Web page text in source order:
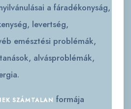
a fáradékonyság,
levertség,
emésztési problémák,
alvásproblémák,
SZÁMTALAN formája